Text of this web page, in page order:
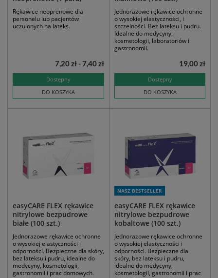
Rękawice neoprenowe dla
personelu lub pacjentów
uczulonych na lateks.
Dostępny
DO KOSZYKA
7,20 zł - 7,40 zł
Jednorazowe rękawice ochronne
o wysokiej elastyczności, i
szczelności. Bez lateksu i pudru.
Idealne do medycyny,
kosmetologii, laboratoriów i
gastronomii.
Dostępny
DO KOSZYKA
19,00 zł
easyCARE FLEX rękawice
nitrylowe bezpudrowe
białe (100 szt.)
Jednorazowe rękawice ochronne
o wysokiej elastyczności i
odporności. Bezpieczne dla skóry,
bez lateksu i pudru, idealne do
medycyny, kosmetologii,
gastronomii i prac domowych.
NASZ BESTSELLER
easyCARE FLEX rękawice
nitrylowe bezpudrowe
kobaltowe (100 szt.)
Jednorazowe rękawice ochronne
o wysokiej elastyczności i
odporności. Bezpieczne dla
skóry, bez lateksu i pudru,
idealne do medycyny,
kosmetologii, gastronomii i prac